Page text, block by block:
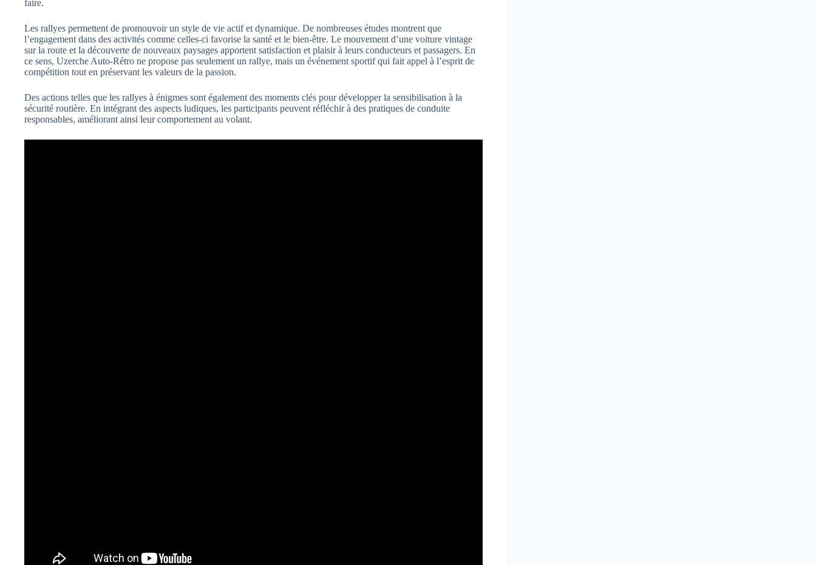
faire.
Les rallyes permettent de promouvoir un style de vie actif et dynamique. De nombreuses études montrent que
l’engagement dans des activités comme celles-ci favorise la santé et le bien-être. Le mouvement d’une voiture vintage
sur la route et la découverte de nouveaux paysages apportent satisfaction et plaisir à leurs conducteurs et passagers. En
ce sens, Uzerche Auto-Rétro ne propose pas seulement un rallye, mais un événement sportif qui fait appel à l’esprit de
compétition tout en préservant les valeurs de la passion.
Des actions telles que les rallyes à énigmes sont également des moments clés pour développer la sensibilisation à la
sécurité routière. En intégrant des aspects ludiques, les participants peuvent réfléchir à des pratiques de conduite
responsables, améliorant ainsi leur comportement au volant.